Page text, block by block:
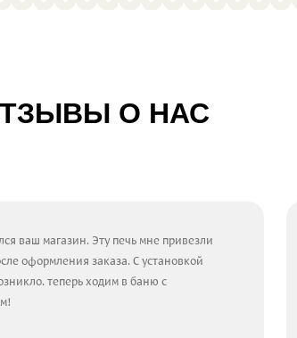
О НАС
ваш магазин. Эту печь мне привезли
оформления заказа. С установкой
теперь ходим в баню с